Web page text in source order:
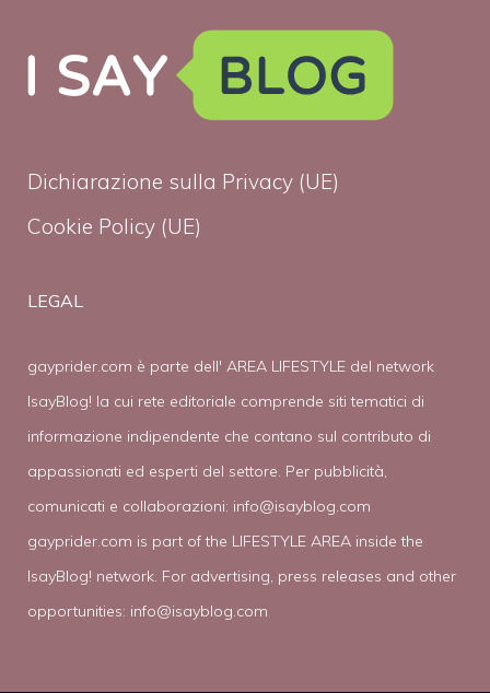
Dichiarazione sulla Privacy (UE)
Cookie Policy (UE)
LEGAL
gayprider.com è parte dell' AREA LIFESTYLE del network
IsayBlog! la cui rete editoriale comprende siti tematici di
informazione indipendente che contano sul contributo di
appassionati ed esperti del settore. Per pubblicità,
comunicati e collaborazioni: info@isayblog.com
gayprider.com is part of the LIFESTYLE AREA inside the
IsayBlog! network. For advertising, press releases and other
opportunities: info@isayblog.com